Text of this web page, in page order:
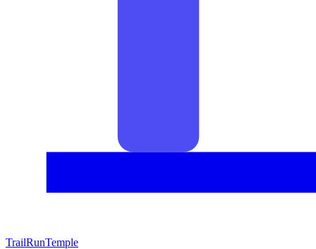
TrailRunTemple